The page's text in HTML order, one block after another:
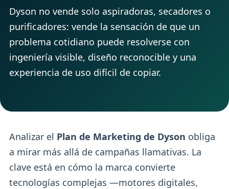
Dyson no vende solo aspiradoras, secadores o
purificadores: vende la sensación de que un
problema cotidiano puede resolverse con
ingeniería visible, diseño reconocible y una
experiencia de uso difícil de copiar.
Analizar el Plan de Marketing de Dyson obliga
a mirar más allá de campañas llamativas. La
clave está en cómo la marca convierte
tecnologías complejas —motores digitales,